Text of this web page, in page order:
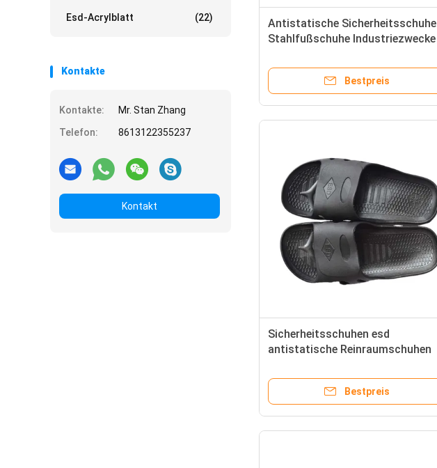
Esd-Acrylblatt (22)
Kontakte
Kontakte:
Mr. Stan Zhang
Telefon:
8613122355237
Kontakt
Antistatische Sicherheitsschuhe
Stahlfußschuhe Industriezwecke
Bestpreis
Sicherheitsschuhen esd
antistatische Reinraumschuhen
Slipper
Bestpreis